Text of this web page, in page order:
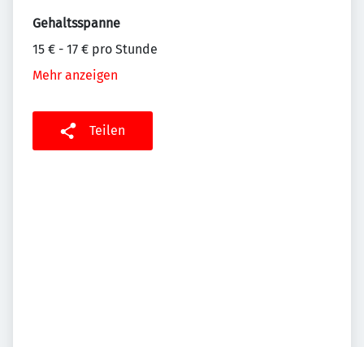
Gehaltsspanne
15 € - 17 € pro Stunde
Mehr anzeigen
Teilen